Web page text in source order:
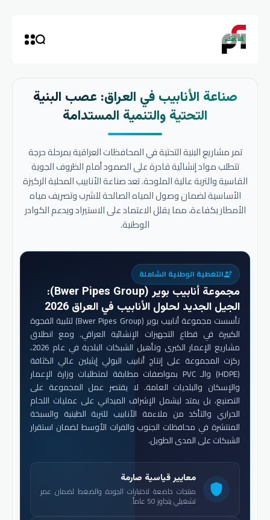
صناعة الأنابيب في العراق: عصب البنية
التحتية والتنمية المستدامة
تمر مشاريع البنية التحتية في المحافظات العراقية بمرحلة حرجة
تتطلب مواد إنشائية قادرة على الصمود أمام الظروف الجوية
القاسية والتربة عالية الملوحة. تعد صناعة الأنابيب المحلية الركيزة
الأساسية لضمان وصول المياه الصالحة للشرب وتصريف مياه
الأمطار بكفاءة، مما يقلل الاعتماد على الاستيراد ويدعم الكوادر
الوطنية.
engineeringالتغطية الوطنية الشاملة
مجموعة أنابيب بوير (Bwer Pipes Group)
:
الجيل الجديد لحلول الأنابيب في العراق 2026
تأسست مجموعة أنابيب بوير (Bwer Pipes Group) لتلبية الفجوة
الكبيرة في قطاع التجهيزات الإنشائية العراقي. ومع انطلاق
مشاريع الإعمار الكبرى وتأهيل الشبكات البلدية في عام 2026،
ركزت المجموعة على إنتاج أنابيب البولي إيثيلين عالي الكثافة
(HDPE) والـ PVC بمواصفات مطابقة لمتطلبات وزارة الإعمار
والإسكان والبلديات العامة. لا يقتصر عمل المجموعة على
التصنيع، بل يمتد ليشمل الإشراف الميداني على عمليات اللحام
الحراري والتأكد من ملاءمة الأنابيب للتربة الطينية والسبخة
المنتشرة في محافظات الجنوب والفرات الأوسط لضمان استقرار
الشبكات على المدى الطويل.
shield
معايير قياسية صارمة
منتجات خاضعة لاختبارات الجودة والضغط لضمان عمر
تشغيلي يتجاوز 50 عاماً.